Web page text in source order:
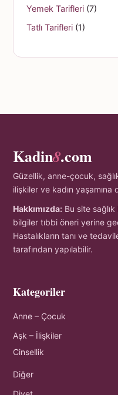
Yemek Tarifleri (7)
Tatlı Tarifleri (1)
Kadin8.com
Güzellik, anne-çocuk,
ilişkiler ve kadın yaşamına
Hakkımızda: Bu site
bilgiler tıbbi öneri yerine
Hastalıkların tanı ve
tarafından yapılabilir.
Kategoriler
Anne – Çocuk
Aşk – İlişkiler
Cinsellik
Diğer